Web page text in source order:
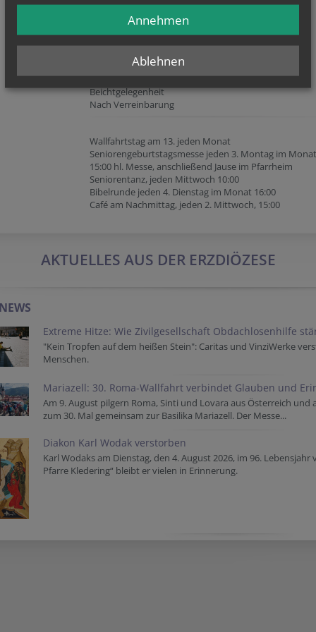
Sa 18:30 hl. Messe
So 10:15 hl. Messe
12:00 hl. Messe in polnischer Sprache
Rosenkranz:
Rosenkranz täglich 17:50 (außer Mo und Mi)
Beichtgelegenheit
Nach Verreinbarung
Wallfahrtstag am 13. jeden Monat
Seniorengeburtstagsmesse jeden 3. Montag im
15:00 hl. Messe, anschließend Jause im Pfarrheim
Seniorentanz, jeden Mittwoch 10:00
Bibelrunde jeden 4. Dienstag im Monat 16:00
Café am Nachmittag, jeden 2. Mittwoch, 15:00
AKTUELLES AUS DER ERZDIÖZESE
Extreme Hitze: Wie Zivilgesellschaft Obdachlosenhilfe
"Kein Tropfen auf dem heißen Stein": Caritas und VinziWerke
Menschen.
Mariazell: 30. Roma-Wallfahrt verbindet Glauben und
Am 9. August pilgern Roma, Sinti und Lovara aus Österreich
zum 30. Mal gemeinsam zur Basilika Mariazell. Der Messe...
Diakon Karl Wodak verstorben
Karl Wodaks am Dienstag, den 4. August 2026, im 96.
Pfarre Kledering“ bleibt er vielen in Erinnerung.
Ablehnen
Annehmen